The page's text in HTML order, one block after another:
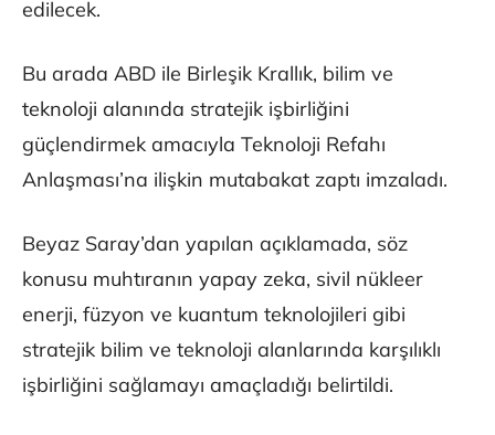
edilecek.
Bu arada ABD ile Birleşik Krallık, bilim ve
teknoloji alanında stratejik işbirliğini
güçlendirmek amacıyla Teknoloji Refahı
Anlaşması’na ilişkin mutabakat zaptı imzaladı.
Beyaz Saray’dan yapılan açıklamada, söz
konusu muhtıranın yapay zeka, sivil nükleer
enerji, füzyon ve kuantum teknolojileri gibi
stratejik bilim ve teknoloji alanlarında karşılıklı
işbirliğini sağlamayı amaçladığı belirtildi.